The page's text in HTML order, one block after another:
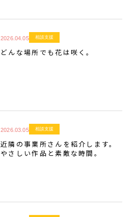
2026.04.05 相談支援
どんな場所でも花は咲く。
2026.03.05 相談支援
近隣の事業所さんを紹介します。
やさしい作品と素敵な時間。